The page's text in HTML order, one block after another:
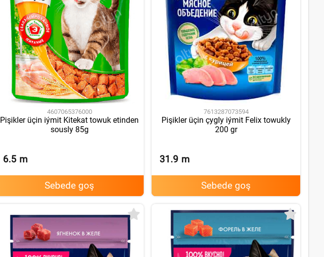
4607065376000
Pişikler üçin iýmit Kitekat towuk etinden
sously 85g
6.5 m
Sebede goş
7613287073594
Pişikler üçin çygly iýmit Felix towukly
200 gr
31.9 m
Sebede goş